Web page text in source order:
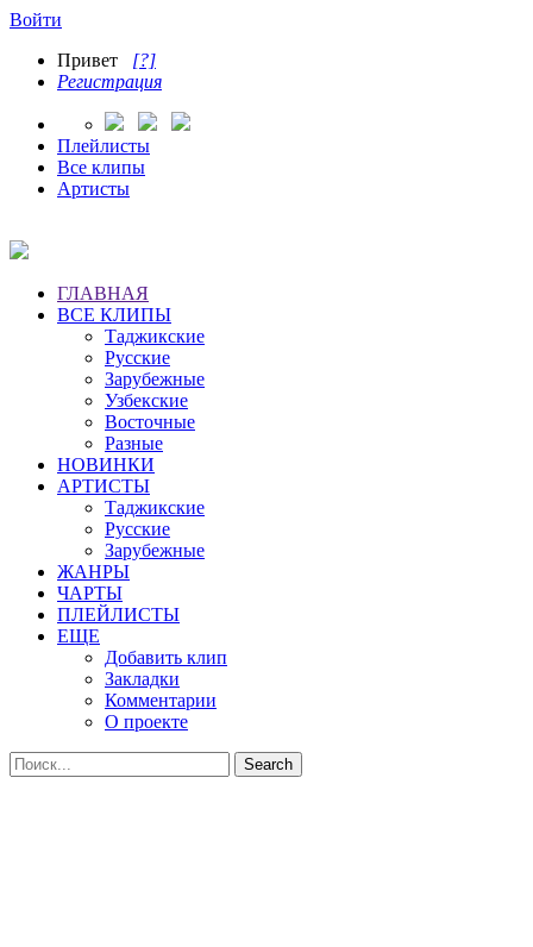
Войти
Привет [?]
Регистрация
Плейлисты
Все клипы
Артисты
ГЛАВНАЯ
ВСЕ КЛИПЫ
Таджикские
Русские
Зарубежные
Узбекские
Восточные
Разные
НОВИНКИ
АРТИСТЫ
Таджикские
Русские
Зарубежные
ЖАНРЫ
ЧАРТЫ
ПЛЕЙЛИСТЫ
ЕЩЕ
Добавить клип
Закладки
Комментарии
О проекте